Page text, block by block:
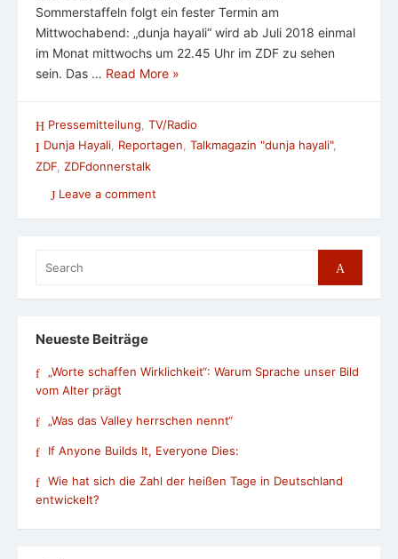
Sommerstaffeln folgt ein fester Termin am
Mittwochabend: „dunja hayali“ wird ab Juli 2018 einmal
im Monat mittwochs um 22.45 Uhr im ZDF zu sehen
sein. Das … Read More »
Pressemitteilung TV/Radio
Dunja Hayali, Reportagen, Talkmagazin "dunja hayali",
ZDF ZDFdonnerstalk
Leave a comment
for:
Search
Neueste Beiträge
„Worte schaffen Wirklichkeit“: Warum Sprache unser Bild
vom Alter prägt
„Was das Valley herrschen nennt“
If Anyone Builds It, Everyone Dies:
Wie hat sich die Zahl der heißen Tage in Deutschland
entwickelt?